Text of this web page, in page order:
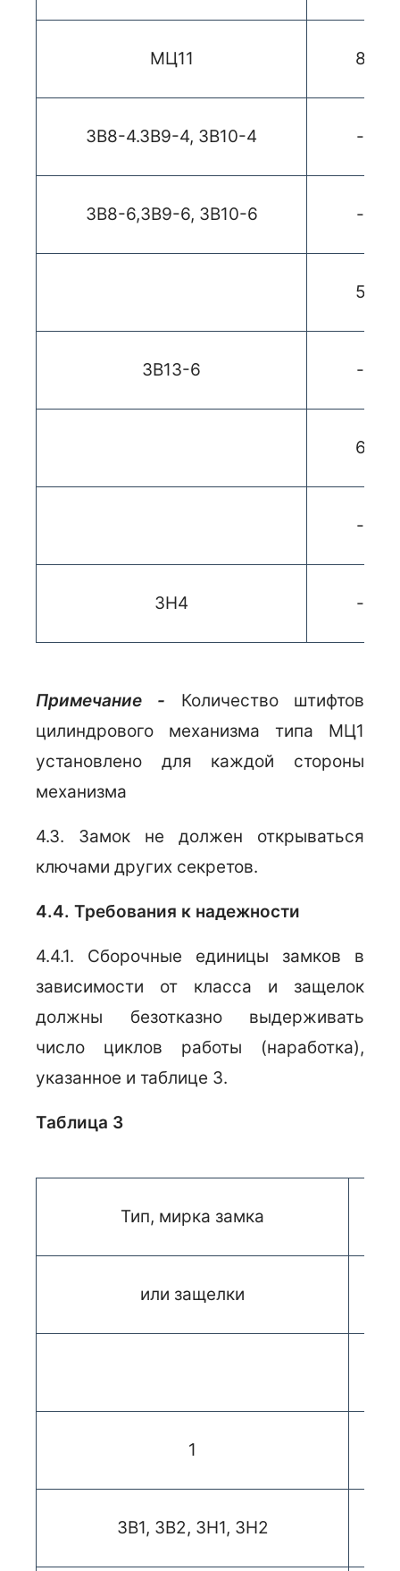
МЦ11 8
ЗВ8-4.3В9-4, ЗВ10-4 -
ЗВ8-6,ЗВ9-6, ЗВ10-6 -
5
ЗВ13-6 -
6
-
ЗН4 -
Примечание - Количество штифтов
цилиндрового механизма типа МЦ1
установлено для каждой стороны
механизма
4.3. Замок не должен открываться
ключами других секретов.
4.4. Требования к надежности
4.4.1. Сборочные единицы замков в
зависимости от класса и защелок
должны безотказно выдерживать
число циклов работы (наработка),
указанное и таблице 3.
Таблица 3
Тип, мирка замка
или защелки
1
ЗВ1, ЗВ2, ЗН1, ЗН2